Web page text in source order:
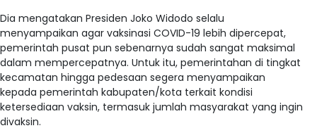
Dia mengatakan Presiden Joko Widodo selalu
menyampaikan agar vaksinasi COVID-19 lebih dipercepat,
pemerintah pusat pun sebenarnya sudah sangat maksimal
dalam mempercepatnya. Untuk itu, pemerintahan di tingkat
kecamatan hingga pedesaan segera menyampaikan
kepada pemerintah kabupaten/kota terkait kondisi
ketersediaan vaksin, termasuk jumlah masyarakat yang ingin
divaksin.